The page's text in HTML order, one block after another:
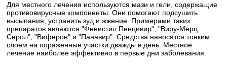
Для местного лечения используются мази и гели, содержащие
противовирусные компоненты. Они помогают подсушить
высыпания, устранить зуд и жжение. Примерами таких
препаратов являются "Фенистил Пенцивир", "Виру-Мерц
Серол", "Виферон" и "Панавир". Средства наносятся тонким
слоем на пораженные участки дважды в день. Местное
лечение наиболее эффективно в первые дни заболевания.